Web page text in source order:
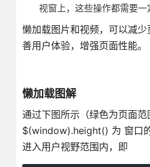
视窗上，这些操作都需要一
懒加载图片和视频，可以减
善用户体验，增强页面性能。
懒加载图解
通过下图所示（绿色为页面
$(window).height() 为 窗口
进入用户视野范围内，即